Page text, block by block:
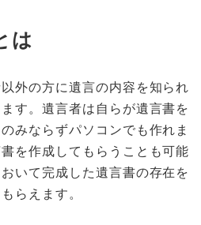
は
外の方に遺言の内容を知られ
す。遺言者は自らが遺言書を
みならずパソコンでも作れま
を作成してもらうことも可能
いて完成した遺言書の存在を
らえます。